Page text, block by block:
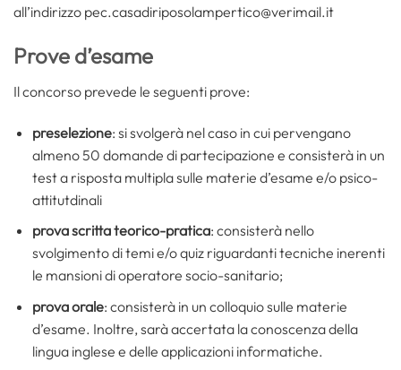
all’indirizzo pec.casadiriposolampertico@verimail.it
Prove d’esame
Il concorso prevede le seguenti prove:
preselezione: si svolgerà nel caso in cui pervengano
almeno 50 domande di partecipazione e consisterà in un
test a risposta multipla sulle materie d’esame e/o psico-
attitutdinali
prova scritta teorico-pratica: consisterà nello
svolgimento di temi e/o quiz riguardanti tecniche inerenti
le mansioni di operatore socio-sanitario;
prova orale: consisterà in un colloquio sulle materie
d’esame. Inoltre, sarà accertata la conoscenza della
lingua inglese e delle applicazioni informatiche.